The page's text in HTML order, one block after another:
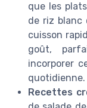
que les
de riz blanc
cuisson
goût,
incorporer
quotidienne.
Recettes